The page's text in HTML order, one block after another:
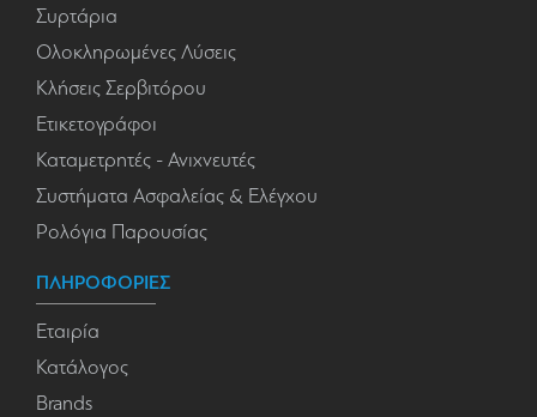
Συρτάρια
Ολοκληρωμένες Λύσεις
Κλήσεις Σερβιτόρου
Ετικετογράφοι
Καταμετρητές - Ανιχνευτές
Συστήματα Ασφαλείας & Ελέγχου
Ρολόγια Παρουσίας
ΠΛΗΡΟΦΟΡΙΕΣ
Εταιρία
Κατάλογος
Brands